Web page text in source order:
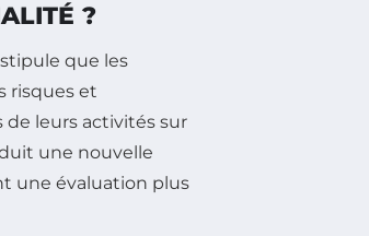
?
que les
risques et
leurs activités sur
une nouvelle
une évaluation plus